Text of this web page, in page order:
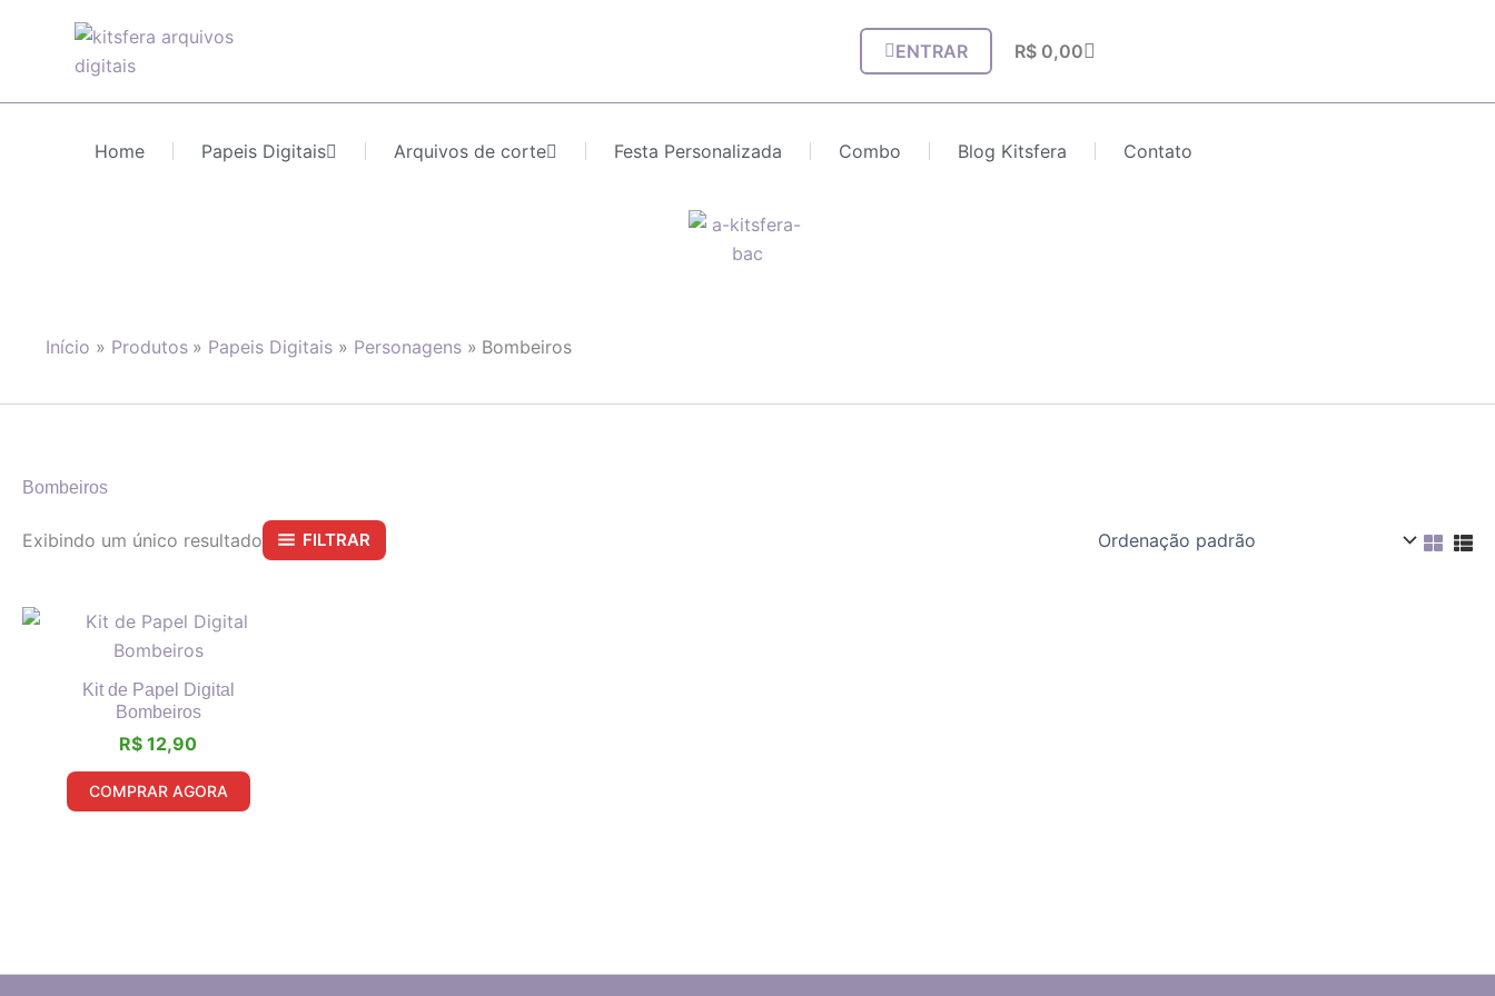
conteúdo
ENTRAR R$0,00Carrinho
Home Papeis Digitais Arquivos de corte Festa Personalizada Combo Blog Kitsfera Contato
Início Produtos Papeis Digitais Personagens Bombeiros
Bombeiros
Exibindo um único resultado FILTRAR
Kit de Papel Digital
Bombeiros
R$ 12,90
COMPRAR AGORA